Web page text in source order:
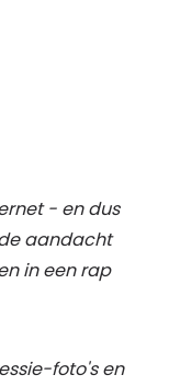
- en dus
aandacht
in een rap
foto's en